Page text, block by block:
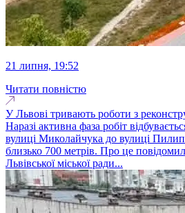
21 липня, 19:52
Читати повністю
У Львові тривають роботи з
Наразі активна фаза робіт
вулиці Миколайчука до вулиці
близько 700 метрів. Про це
Львівської міської ради...